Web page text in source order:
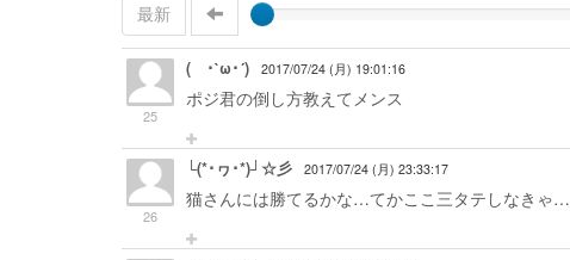
最新
25
( ･`ω･´) 2017/07/24 (月) 19:01:16
ポジ君の倒し方教えてメンス
26
└(*･ヮ･*)┘☆彡 2017/07/24 (月) 23:33:17
猫さんには勝てるかな…てかここ三タテしなきゃ…